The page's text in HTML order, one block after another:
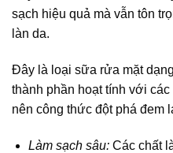
sạch hiệu quả mà vẫn tôn
làn da.
Đây là loại sữa rửa mặt
thành phần hoạt tính với
nên công thức đột phá đem
Làm sạch sâu: Các chất